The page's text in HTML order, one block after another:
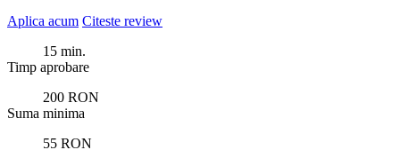
Aplica acum Citeste review
15 min.
Timp aprobare
200 RON
Suma minima
55 RON